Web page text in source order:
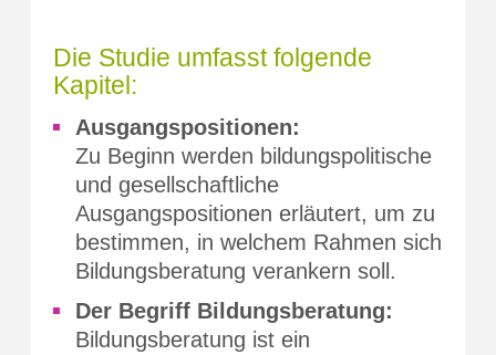
Die Studie umfasst folgende
Kapitel:
Ausgangspositionen:
Zu Beginn werden bildungspolitische
und gesellschaftliche
Ausgangspositionen erläutert, um zu
bestimmen, in welchem Rahmen sich
Bildungsberatung verankern soll.
Der Begriff Bildungsberatung:
Bildungsberatung ist ein